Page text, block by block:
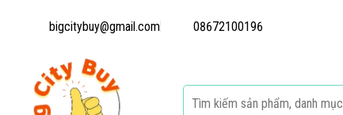
bigcitybuy@gmail.com 08672100196